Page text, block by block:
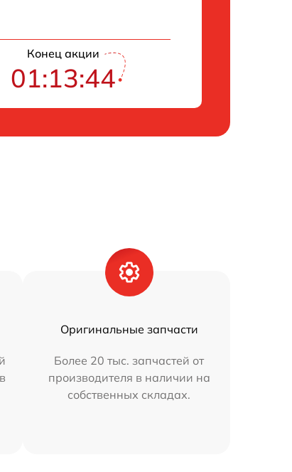
Конец акции
01:13:43
Оригинальные запчасти
Более 20 тыс. запчастей от
производителя в наличии на
собственных складах.